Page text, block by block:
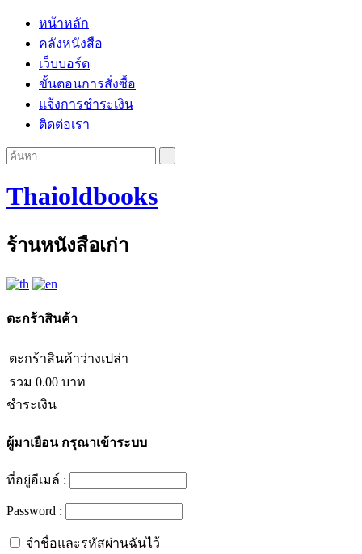
หน้าหลัก
คลังหนังสือ
เว็บบอร์ด
ขั้นตอนการสั่งซื้อ
แจ้งการชำระเงิน
ติดต่อเรา
Thaioldbooks
ร้านหนังสือเก่า
ตะกร้าสินค้า
ตะกร้าสินค้าว่างเปล่า
รวม 0.00 บาท
ชำระเงิน
ผู้มาเยือนกรุณาเข้าระบบ
ที่อยู่อีเมล์ :
Password :
จำชื่อและรหัสผ่านฉันไว้